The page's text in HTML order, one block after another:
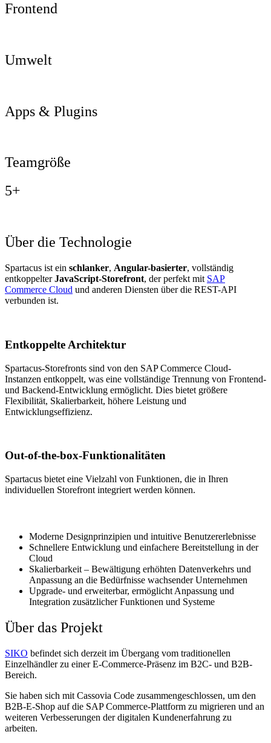
Frontend
Umwelt
Apps & Plugins
Teamgröße
5+
Über die Technologie
Spartacus ist ein schlanker, Angular-basierter, vollständig
entkoppelterJavaScript-Storefront, der perfekt mit SAP
Commerce Cloud und anderen Diensten über die REST-API
verbunden ist.
Entkoppelte Architektur
Spartacus-Storefronts sind von den SAP Commerce Cloud-
Instanzen entkoppelt, was eine vollständige Trennung von Frontend-
und Backend-Entwicklung ermöglicht. Dies bietet größere
Flexibilität, Skalierbarkeit, höhere Leistung und
Entwicklungseffizienz.
Out-of-the-box-Funktionalitäten
Spartacus bietet eine Vielzahl von Funktionen, die in Ihren
individuellen Storefront integriert werden können.
Moderne Designprinzipien und intuitive Benutzererlebnisse
Schnellere Entwicklung und einfachere Bereitstellung in der
Cloud
Skalierbarkeit – Bewältigung erhöhten Datenverkehrs und
Anpassung an die Bedürfnisse wachsender Unternehmen
Upgrade- und erweiterbar, ermöglicht Anpassung und
Integration zusätzlicher Funktionen und Systeme
Über das Projekt
SIKO befindet sich derzeit im Übergang vom traditionellen
Einzelhändler zu einer E-Commerce-Präsenz im B2C- und B2B-
Bereich.
Sie haben sich mit Cassovia Code zusammengeschlossen, um den
B2B-E-Shop auf die SAP Commerce-Plattform zu migrieren und an
weiteren Verbesserungen der digitalen Kundenerfahrung zu
arbeiten.